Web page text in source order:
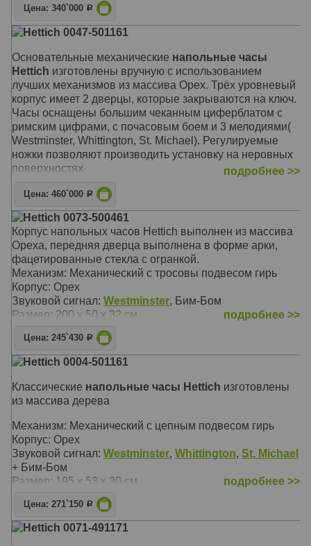
+ Бим-Бом
Цена: 340`000 Р
Hettich 0047-501161
Основательные механические напольные часы
Hettich изготовлены вручную с использованием
лучших механизмов из массива Орех. Трёх уровневый
корпус имеет 2 дверцы, которые закрываются на ключ.
Часы оснащены большим чеканным циферблатом с
римским цифрами, с почасовым боем и 3 мелодиями(
Westminster, Whittington, St. Michael). Регулируемые
ножки позволяют производить установку на неровных
поверхностях
Механизм: Механический с цепным подвесом гирь
Звуковой сигнал:Westminster
+ Бим-Бом
Размер: 208 х 65 х 37 см
подробнее >>
Цена: 460`000 Р
Hettich 0073-500461
Корпус напольных часов Hettich выполнен из массива
Ореха, передняя дверца выполнена в форме арки,
фацетированные стекла с огранкой.
Механизм: Механический с тросовы подвесом гирь
Корпус: Орех
Звуковой сигнал: Westminster, Бим-Бом
Размер: 200 х 50 х 32 см
подробнее >>
Цена: 245`430 Р
Hettich 0004-501161
Классические напольные часы Hettich изготовлены
из массива дерева
Механизм: Механический с цепным подвесом гирь
Корпус: Орех
Звуковой сигнал: Westminster, Whittington, St. Michael
+ Бим-Бом
Размер: 195 х 53 х 30 см
подробнее >>
Цена: 271`150 Р
Hettich 0071-491171